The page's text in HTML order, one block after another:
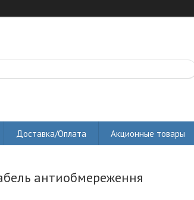
Доставка/Оплата Акционные товары
антиобмереження